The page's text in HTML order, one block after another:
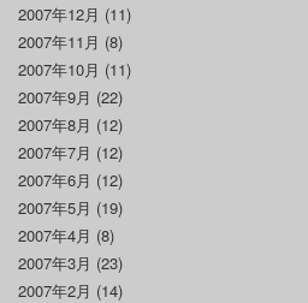
2007年12月 (11)
2007年11月 (8)
2007年10月 (11)
2007年9月 (22)
2007年8月 (12)
2007年7月 (12)
2007年6月 (12)
2007年5月 (19)
2007年4月 (8)
2007年3月 (23)
2007年2月 (14)